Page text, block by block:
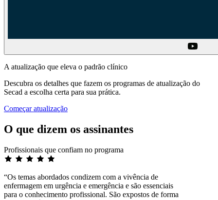
A atualização que eleva o padrão clínico
Descubra os detalhes que fazem os programas de atualização do
Secad a escolha certa para sua prática.
Começar atualização
O que dizem os assinantes
Profissionais que confiam no programa
“Os temas abordados condizem com a vivência de
enfermagem em urgência e emergência e são essenciais
para o conhecimento profissional. São expostos de forma